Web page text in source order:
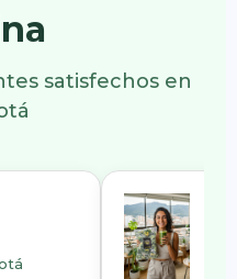
satisfechos en